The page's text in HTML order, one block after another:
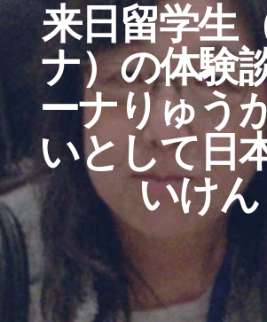
来日留学生
ナ）の体
ーナりゅう
いとして日
いけん